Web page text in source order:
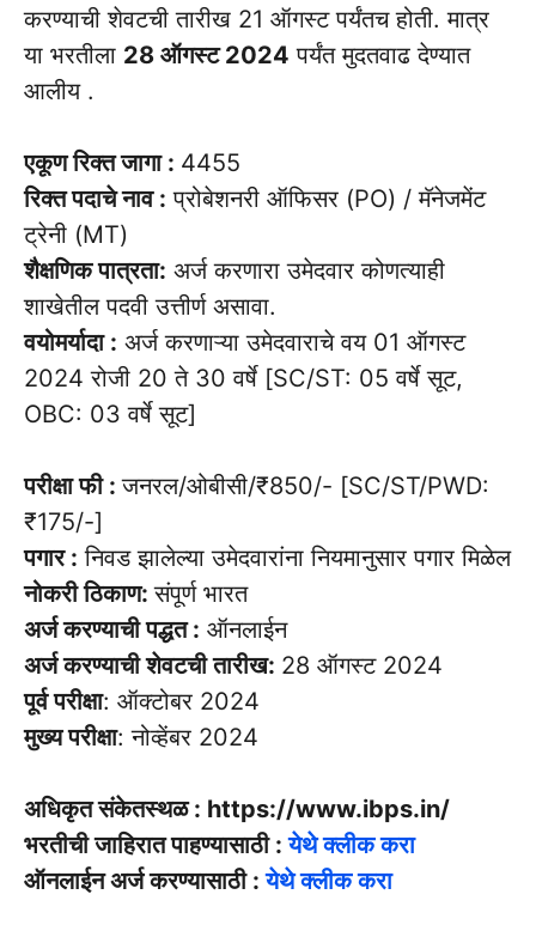
करण्याची शेवटची तारीख 21 ऑगस्ट पर्यंतच होती. मात्र
या भरतीला 28 ऑगस्ट 2024 पर्यंत मुदतवाढ देण्यात
आलीय .
एकूण रिक्त जागा : 4455
रिक्त पदाचे नाव : प्रोबेशनरी ऑफिसर (PO) / मॅनेजमेंट
ट्रेनी (MT)
शैक्षणिक पात्रता: अर्ज करणारा उमेदवार कोणत्याही
शाखेतील पदवी उत्तीर्ण असावा.
वयोमर्यादा : अर्ज करणाऱ्या उमेदवाराचे वय 01 ऑगस्ट
2024 रोजी 20 ते 30 वर्षे [SC/ST: 05 वर्षे सूट,
OBC: 03 वर्षे सूट]
परीक्षा फी :जनरल/ओबीसी/₹850/- [SC/ST/PWD:
₹175/-]
पगार : निवड झालेल्या उमेदवारांना नियमानुसार पगार मिळेल
नोकरी ठिकाण:संपूर्ण भारत
अर्ज करण्याची पद्धत : ऑनलाईन
अर्ज करण्याची शेवटची तारीख: 28 ऑगस्ट 2024
पूर्व परीक्षा: ऑक्टोबर 2024
मुख्य परीक्षा: नोव्हेंबर 2024
अधिकृत संकेतस्थळ : https://www.ibps.in/
भरतीची जाहिरात पाहण्यासाठी :येथे क्लीक करा
ऑनलाईन अर्ज करण्यासाठी :येथे क्लीक करा